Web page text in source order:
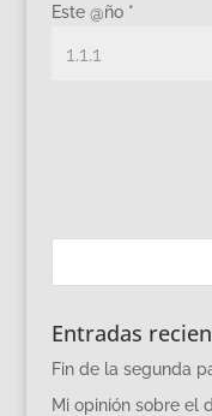
Este @ño *
Entradas
Fin de la segunda
Mi opinión sobre el